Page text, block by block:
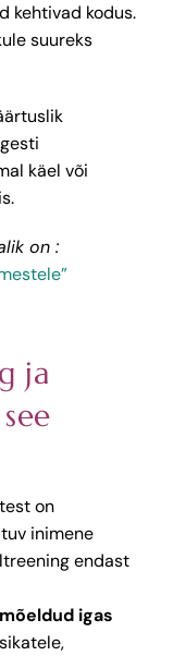
kehtivad kodus.
suureks
käel või
on :
ja
on
inimene
endast
igas